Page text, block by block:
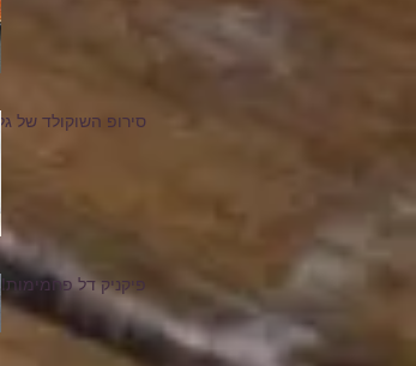
סירופ השוקולד של גלי
פיקניק דל פחמימות!